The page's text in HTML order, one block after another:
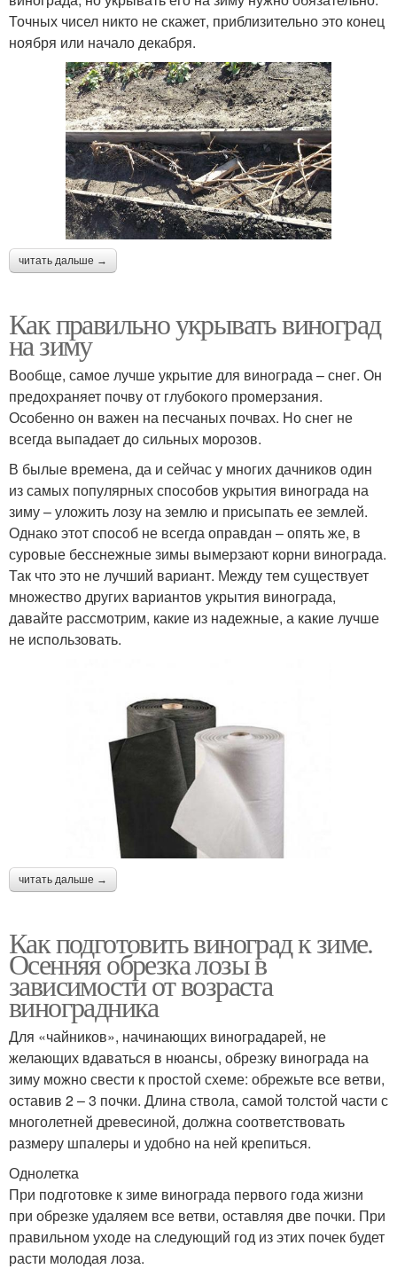
Точных чисел никто не скажет, приблизительно это конец
ноября или начало декабря.
читать дальше →
Как правильно укрывать виноград
на зиму
Вообще, самое лучше укрытие для винограда – снег. Он
предохраняет почву от глубокого промерзания.
Особенно он важен на песчаных почвах. Но снег не
всегда выпадает до сильных морозов.
В былые времена, да и сейчас у многих дачников один
из самых популярных способов укрытия винограда на
зиму – уложить лозу на землю и присыпать ее землей.
Однако этот способ не всегда оправдан – опять же, в
суровые бесснежные зимы вымерзают корни винограда.
Так что это не лучший вариант. Между тем существует
множество других вариантов укрытия винограда,
давайте рассмотрим, какие из надежные, а какие лучше
не использовать.
читать дальше →
Как подготовить виноград к зиме.
Осенняя обрезка лозы в
зависимости от возраста
виноградника
Для «чайников», начинающих виноградарей, не
желающих вдаваться в нюансы, обрезку винограда на
зиму можно свести к простой схеме: обрежьте все ветви,
оставив 2 – 3 почки. Длина ствола, самой толстой части с
многолетней древесиной, должна соответствовать
размеру шпалеры и удобно на ней крепиться.
Однолетка
При подготовке к зиме винограда первого года жизни
при обрезке удаляем все ветви, оставляя две почки. При
правильном уходе на следующий год из этих почек будет
расти молодая лоза.